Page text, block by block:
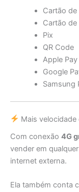
Cartão
Cartão
Pix
QR Code
Apple Pay
Google
Samsung
Mais
Com conexão 4G
vender em
internet externa.
Ela também conta